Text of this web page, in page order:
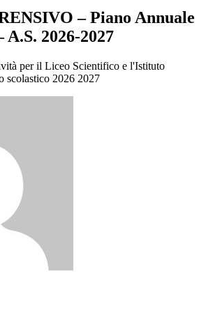
– Piano Annuale
2026-2027
per il Liceo Scientifico e l'Istituto
scolastico 2026 2027